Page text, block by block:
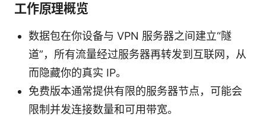
工作原理概览
数据包在你设备与 VPN 服务器之间建立“隧
道”，所有流量经过服务器再转发到互联网，从
而隐藏你的真实 IP。
免费版本通常提供有限的服务器节点，可能会
限制并发连接数量和可用带宽。